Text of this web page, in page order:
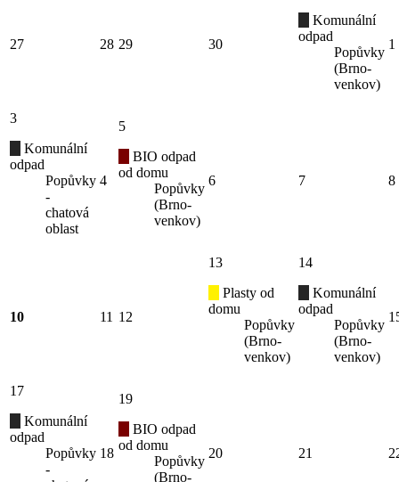
27 28 29 30
Komunální
odpad
Popůvky
(Brno-
venkov)
1
3
Komunální
odpad
Popůvky
-
chatová
oblast
4
5
BIO odpad
od domu
Popůvky
(Brno-
venkov)
6 7 8
10 11 12
13
Plasty od
domu
Popůvky
(Brno-
venkov)
14
Komunální
odpad
Popůvky
(Brno-
venkov)
17
Komunální
odpad
Popůvky
-
18
19
BIO odpad
od domu
Popůvky
(Brno-
20 21